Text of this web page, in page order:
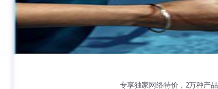
专享独家网络特价，2万种产